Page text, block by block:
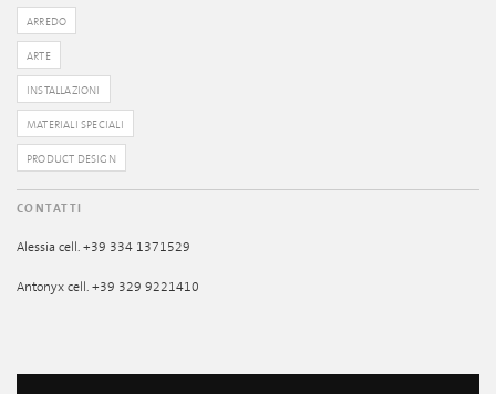
ARREDO
ARTE
INSTALLAZIONI
MATERIALI SPECIALI
PRODUCT DESIGN
CONTATTI
Alessia cell. +39 334 1371529
Antonyx cell. +39 329 9221410